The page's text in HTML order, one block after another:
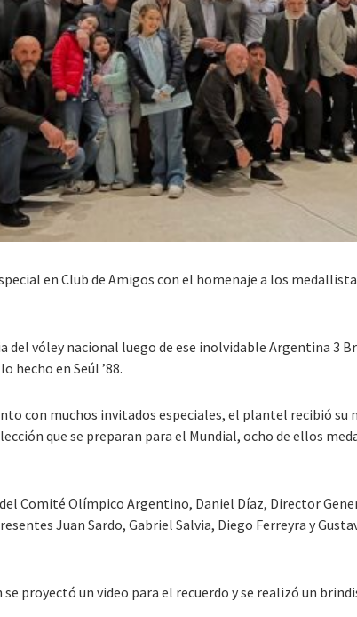
en Club de Amigos con el homenaje a los
del vóley nacional luego de ese inolvidable Argentina 3
hecho en Seúl ’88.
con muchos invitados especiales, el plantel recibió
que se preparan para el Mundial, ocho de ellos
Comité Olímpico Argentino, Daniel Díaz, Director
Juan Sardo, Gabriel Salvia, Diego Ferreyra y
proyectó un video para el recuerdo y se realizó un